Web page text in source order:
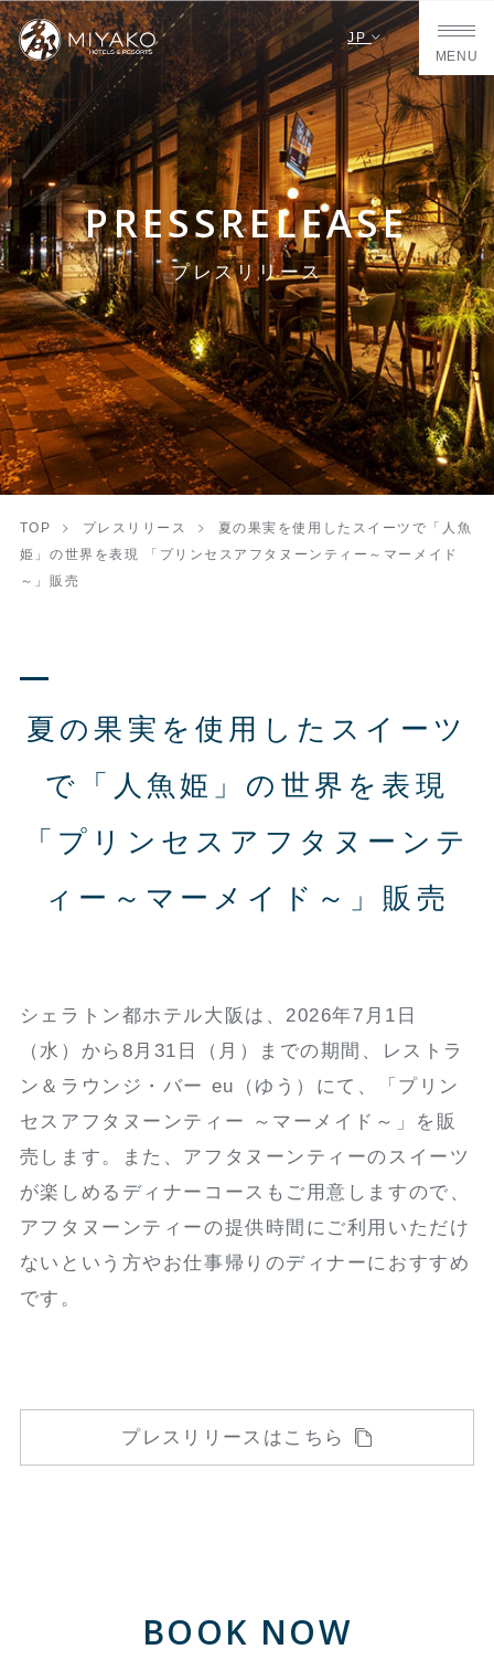
JP
MENU
PRESSRELEASE
プレスリリース
TOP プレスリリース
夏の果実を使用したスイーツで「人魚
姫」の世界を表現 「プリンセスアフタヌーンティー～マーメイド
～」販売
夏の果実を使用したスイーツ
で「人魚姫」の世界を表現
「プリンセスアフタヌーンテ
ィー～マーメイド～」販売
シェラトン都ホテル大阪は、2026年7月1日
（水）から8月31日（月）までの期間、レストラ
ン＆ラウンジ・バー eu（ゆう）にて、「プリン
セスアフタヌーンティー ～マーメイド～」を販
売します。また、アフタヌーンティーのスイーツ
が楽しめるディナーコースもご用意しますので、
アフタヌーンティーの提供時間にご利用いただけ
ないという方やお仕事帰りのディナーにおすすめ
です。
プレスリリースはこちら
BOOK NOW